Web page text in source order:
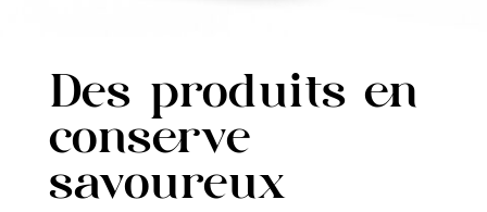
Des produits en
conserve
savoureux